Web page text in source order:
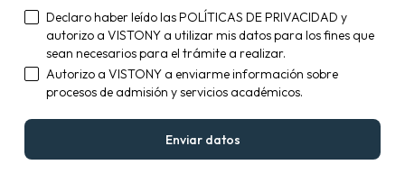
Declaro haber leído lasPOLÍTICAS DE PRIVACIDAD y
autorizo a VISTONY a utilizar mis datos para los fines que
sean necesarios para el trámite a realizar.
Autorizo a VISTONY a enviarme información sobre
procesos de admisión y servicios académicos.